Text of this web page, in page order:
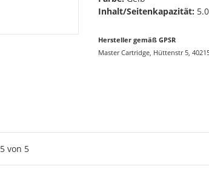
Inhalt/Seitenkapazität:
Hersteller gemäß GPSR
Master Cartridge, Hüttenstr 5,
5von 5